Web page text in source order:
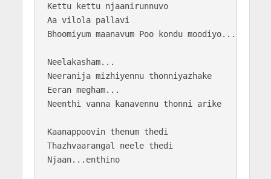
Kettu kettu njaanirunnuvo
Aa vilola pallavi
Bhoomiyum maanavum Poo kondu moodiyo...
Neelakasham...
Neeranija mizhiyennu thonniyazhake
Eeran megham...
Neenthi vanna kanavennu thonni arike
Kaanappoovin thenum thedi
Thazhvaarangal neele thedi
Njaan...enthino